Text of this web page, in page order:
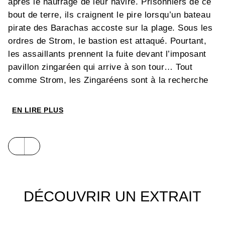
bout de terre, ils craignent le pire lorsqu’un bateau
pirate des Barachas accoste sur la plage. Sous les
ordres de Strom, le bastion est attaqué. Pourtant,
les assaillants prennent la fuite devant l’imposant
pavillon zingaréen qui arrive à son tour… Tout
comme Strom, les Zingaréens sont à la recherche
rêvent d’exhumer ce butin enfoui dans la forêt picte
Hélas, qui veut s’emparer des coffres débordant de
richesses doit berner la mort… Car l’antique site
maudits. Quant aux tribus pictes, elles guettent le
EN LIRE PLUS
DÉCOUVRIR UN EXTRAIT